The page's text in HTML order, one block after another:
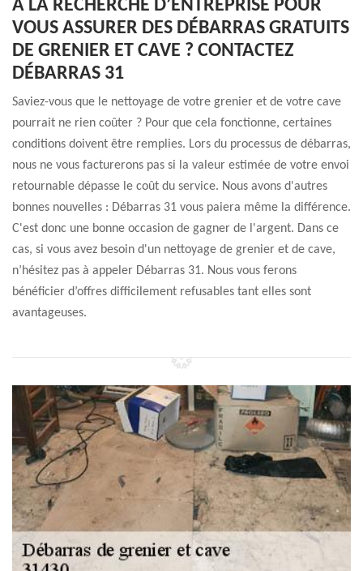
À LA RECHERCHE D’ENTREPRISE POUR
VOUS ASSURER DES DÉBARRAS GRATUITS
DE GRENIER ET CAVE ? CONTACTEZ
DÉBARRAS 31
Saviez-vous que le nettoyage de votre grenier et de votre cave
pourrait ne rien coûter ? Pour que cela fonctionne, certaines
conditions doivent être remplies. Lors du processus de débarras,
nous ne vous facturerons pas si la valeur estimée de votre envoi
retournable dépasse le coût du service. Nous avons d'autres
bonnes nouvelles : Débarras 31 vous paiera même la différence.
C'est donc une bonne occasion de gagner de l'argent. Dans ce
cas, si vous avez besoin d'un nettoyage de grenier et de cave,
n’hésitez pas à appeler Débarras 31. Nous vous ferons
bénéficier d’offres difficilement refusables tant elles sont
avantageuses.